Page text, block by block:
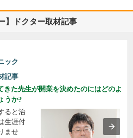
】ドクター取材記事
ック
記事
た先生が開業を決めたのにはどのよ
うか?
ると治
生涯付
ませ